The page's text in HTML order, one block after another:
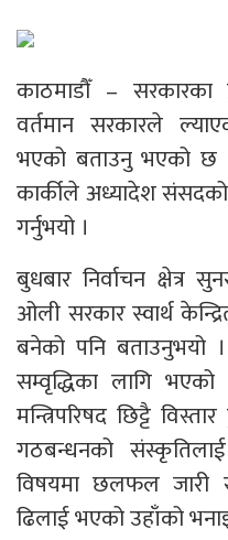
काठमाडौँ – सरकारका
वर्तमान सरकारले
भएको बताउनु भएको छ
कार्कीले अध्यादेश
गर्नुभयो ।
बुधबार निर्वाचन क्षेत्र
ओली सरकार स्वार्थ
बनेको पनि
सम्वृद्धिका लागि
मन्त्रिपरिषद छिट्टै
गठबन्धनको
विषयमा छलफल जारी
ढिलाई भएको उहाँको